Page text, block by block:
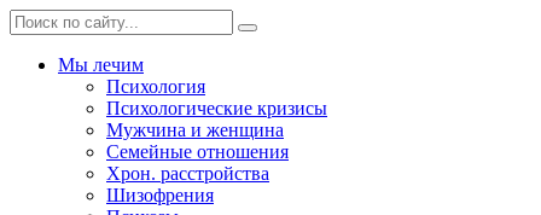
Мы лечим
Психология
Психологические кризисы
Мужчина и женщина
Семейные отношения
Хрон. расстройства
Шизофрения